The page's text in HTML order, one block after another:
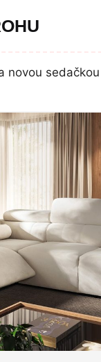
novou